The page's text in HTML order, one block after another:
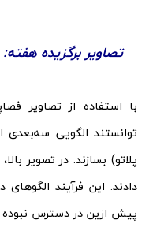
تصاویر برگزیده
با استفاده از تصاویر
توانستند الگویی
پلاتو) بسازند. در تصویر
دادند. این فرآیند
پیش ازین در دسترس